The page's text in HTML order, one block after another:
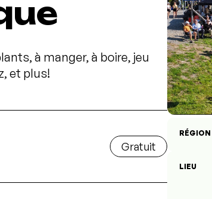
à manger, à boire, jeu
et plus!
Gratuit
RÉGION
LIEU